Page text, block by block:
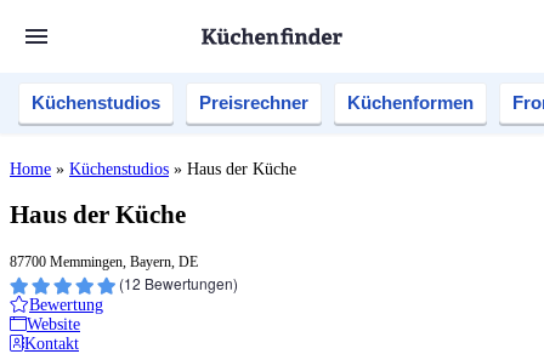
Küchenstudios Preisrechner Küchenformen
Home » Küchenstudios » Haus der Küche
Haus der Küche
87700 Memmingen, Bayern, DE
(12 Bewertungen)
Bewertung
Website
Kontakt